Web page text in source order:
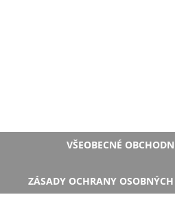
VŠEOBECNÉ
ZÁSADY OCHRANY